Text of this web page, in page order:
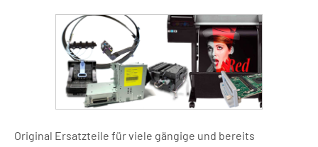
Original Ersatzteile für viele gängige und bereits